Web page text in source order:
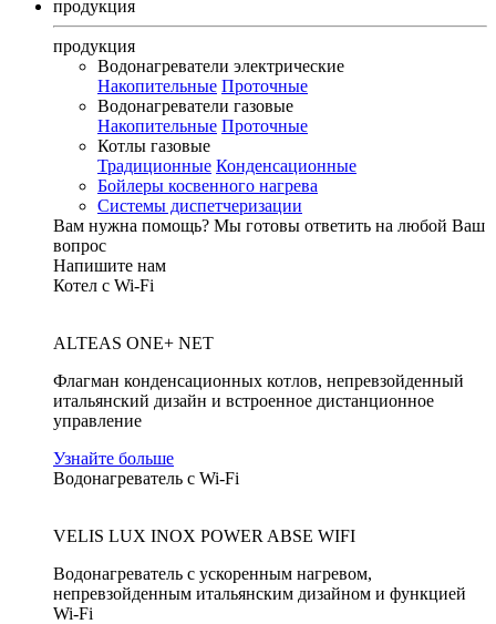
продукция
продукция
Водонагреватели электрические
Накопительные Проточные
Водонагреватели газовые
Накопительные Проточные
Котлы газовые
Традиционные Конденсационные
Бойлеры косвенного нагрева
Системы диспетчеризации
Вам нужна помощь? Мы готовы ответить на любой Ваш
вопрос
Напишите нам
Котел с Wi-Fi
ALTEAS ONE+ NET
Флагман конденсационных котлов, непревзойденный
итальянский дизайн и встроенное дистанционное
управление
Узнайте больше
Водонагреватель с Wi-Fi
VELIS LUX INOX POWER ABSE WIFI
Водонагреватель с ускоренным нагревом,
непревзойденным итальянским дизайном и функцией
Wi-Fi